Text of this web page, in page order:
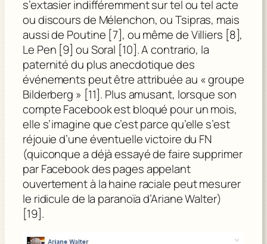
s’extasier indifféremment sur tel ou tel acte
ou discours de Mélenchon, ou Tsipras, mais
aussi de Poutine [7], ou même de Villiers [8],
Le Pen [9] ou Soral [10]. A contrario, la
paternité du plus anecdotique des
événements peut être attribuée au « groupe
Bilderberg » [11]. Plus amusant, lorsque son
compte Facebook est bloqué pour un mois,
elle s’imagine que c’est parce qu’elle s’est
réjouie d’une éventuelle victoire du FN
(quiconque a déjà essayé de faire supprimer
par Facebook des pages appelant
ouvertement à la haine raciale peut mesurer
le ridicule de la paranoïa d’Ariane Walter)
[19].